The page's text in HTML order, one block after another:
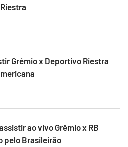
Grêmio x Deportivo Riestra
ao vivo Grêmio x RB
pelo Brasileirão